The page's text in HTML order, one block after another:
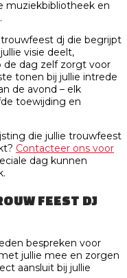
muziekbibliotheek en
dj die begrijpt
visie deelt,
dag zelf zorgt voor
tonen bij jullie intrede
de avond – elk
toewijding en
die jullie trouwfeest
Contacteer ons voor
dag kunnen
FEEST DJ
bespreken voor
jullie mee en zorgen
aansluit bij jullie